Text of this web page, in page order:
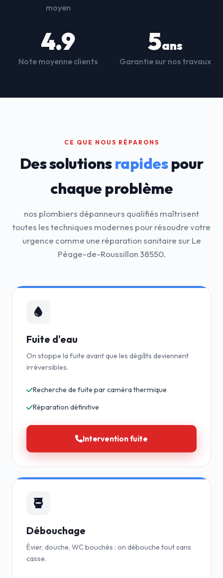
moyen
4.9
Note moyenne clients
5ans
Garantie sur nos travaux
CE QUE NOUS RÉPARONS
Des solutionsrapidespour
chaque problème
nos plombiers dépanneurs qualifiés maîtrisent
toutes les techniques modernes pour résoudre votre
urgence comme une réparation sanitaire sur Le
Péage-de-Roussillon 38550.
Fuite d'eau
On stoppe la fuite avant que les dégâts deviennent
irréversibles.
Recherche de fuite par caméra thermique
Réparation définitive
Intervention fuite
Débouchage
Évier, douche, WC bouchés : on débouche tout sans
casse.